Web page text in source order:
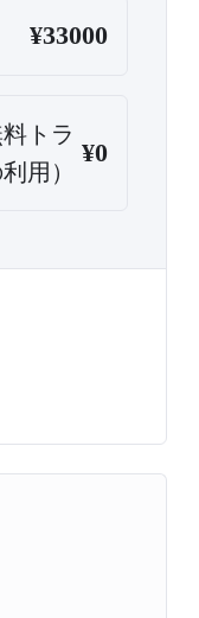
¥33000
トラ
用）
¥0